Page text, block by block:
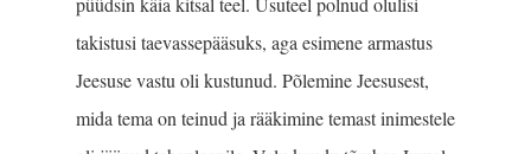
takistusi taevassepää­suks, aga esimene armastus
Jeesuse vastu oli kustunud. Põlemine Jeesusest,
mida tema on teinud ja rääkimine temast inimestele